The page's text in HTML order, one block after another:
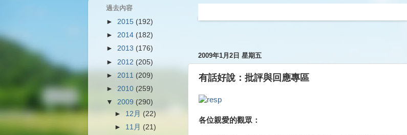
2009年1月2日 星期五
有話好說：批評與回應專區
各位親愛的觀眾：
過去內容
► 2015 (192)
► 2014 (182)
► 2013 (176)
► 2012 (205)
► 2011 (209)
► 2010 (259)
▼ 2009 (290)
► 12月 (22)
► 11月 (21)